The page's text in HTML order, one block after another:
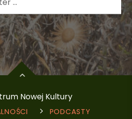
Nowej Kultury
PODCASTY